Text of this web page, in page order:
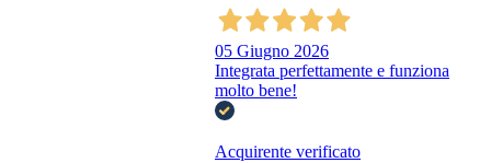
05 Giugno 2026
Integrata perfettamente e funziona
molto bene!
Acquirente verificato